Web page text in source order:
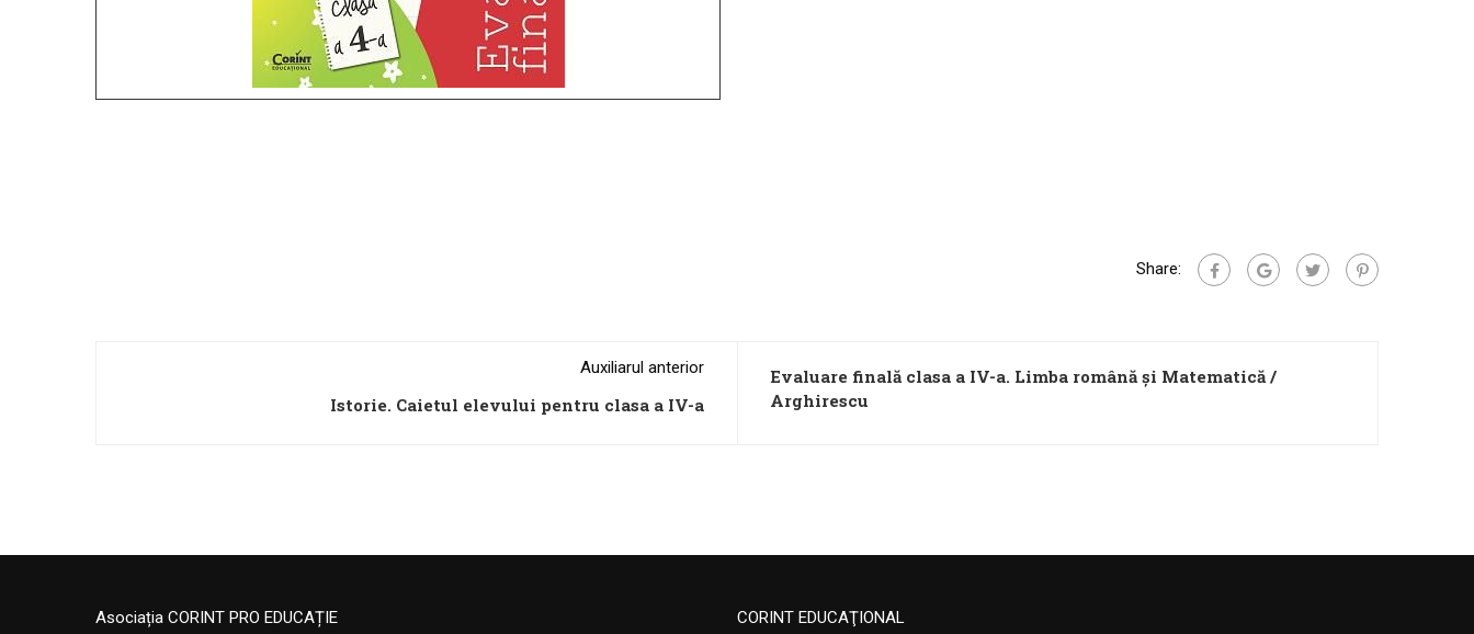
Share:
Auxiliarul anterior
Istorie. Caietul elevului pentru clasa a IV-a
Evaluare finală clasa a IV-a. Limba română şi Matematică /
Arghirescu
Asociația CORINT PRO EDUCAȚIE
CORINT EDUCAŢIONAL